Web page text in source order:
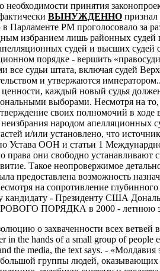
необходимости принятия
ВЫНУЖДЕННО признал
РМ проголосовало за
избранием лишь районных судей
судей и высших судей
порядке - вершить
судьи штата, включая судей
и утвержаются
ценности, каждый новый судья
выборами. Несмотря на то,
своих полномочий в ходе
народом апелляционных
и/или установлено, что
Устава ООН и статьи 1
права они свободно устанавливают
Такое неопровержимое
предоставлена возможность
на сопротивление глубинного
кандидату - Президенту США
ПОРЯДКА в 2000 - летнюю
о захваченности всех ветвей
the hands of a small group of people
the media, the text says. - «Молдавия
группы людей, оказывающих